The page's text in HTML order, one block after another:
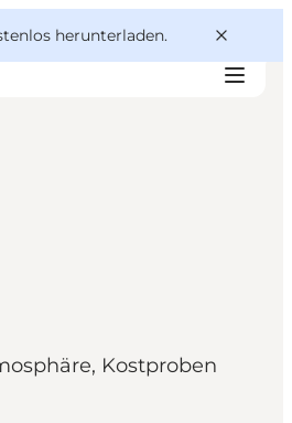
herunterladen.
Kostproben